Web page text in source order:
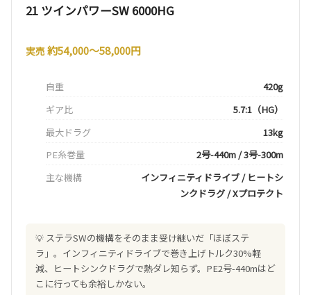
21 ツインパワーSW 6000HG
実売約54,000〜58,000円
自重
420g
ギア比
5.7:1（HG）
最大ドラグ
13kg
PE糸巻量
2号-440m / 3号-300m
主な機構
インフィニティドライブ / ヒートシ
ンクドラグ / Xプロテクト
ステラSWの機構をそのまま受け継いだ「ほぼステ
ラ」。インフィニティドライブで巻き上げトルク30%軽
減、ヒートシンクドラグで熱ダレ知らず。PE2号-440mはど
こに行っても余裕しかない。